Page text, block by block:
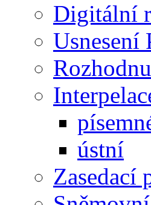
Digitální
Usnesení
ústní
Zasedací